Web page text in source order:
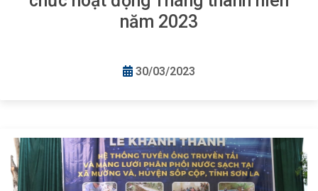
năm 2023
30/03/2023